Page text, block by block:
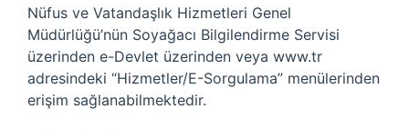
Nüfus ve Vatandaşlık Hizmetleri Genel
Müdürlüğü’nün Soyağacı Bilgilendirme Servisi
üzerinden e-Devlet üzerinden veya www.tr
adresindeki “Hizmetler/E-Sorgulama” menülerinden
erişim sağlanabilmektedir.